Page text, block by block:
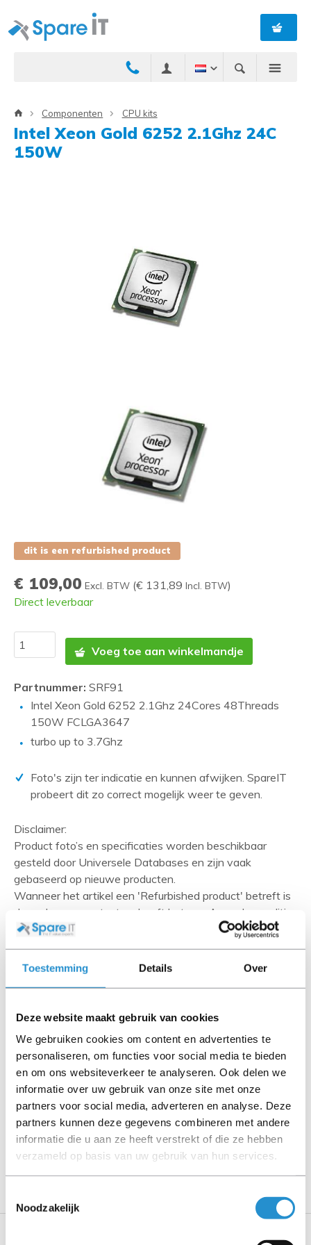
Toestemming Details Over
Deze website maakt gebruik van cookies
We gebruiken cookies om content en advertenties te
personaliseren, om functies voor social media te bieden
en om ons websiteverkeer te analyseren. Ook delen we
informatie over uw gebruik van onze site met onze
partners voor social media, adverteren en analyse. Deze
partners kunnen deze gegevens combineren met andere
informatie die u aan ze heeft verstrekt of die ze hebben
verzameld op basis van uw gebruik van hun services.
Noodzakelijk
Componenten CPU kits
Intel Xeon Gold 6252 2.1Ghz 24C
150W
dit is een refurbished product
€ 109,00 Excl. BTW (€ 131,89 Incl. BTW)
Direct leverbaar
Voeg toe aan winkelmandje
Partnummer: SRF91
Intel Xeon Gold 6252 2.1Ghz 24Cores 48Threads
150W FCLGA3647
turbo up to 3.7Ghz
Foto's zijn ter indicatie en kunnen afwijken. SpareIT
probeert dit zo correct mogelijk weer te geven.
Disclaimer:
Product foto’s en specificaties worden beschikbaar
gesteld door Universele Databases en zijn vaak
gebaseerd op nieuwe producten.
Wanneer het artikel een 'Refurbished product' betreft is
deze door ons getest en heeft het een A-grade conditie
(tenzij anders aangegeven). Bij Refurbished artikelen zijn
kabels, software media en handleidingen niet inbegrepen
(tenzij anders aangegeven).
contact op met ons.
Omschrijving
Toon meer
LET OP: Op refurbished producten geldt een
garantieperiode van 90 dagen, tenzij anders